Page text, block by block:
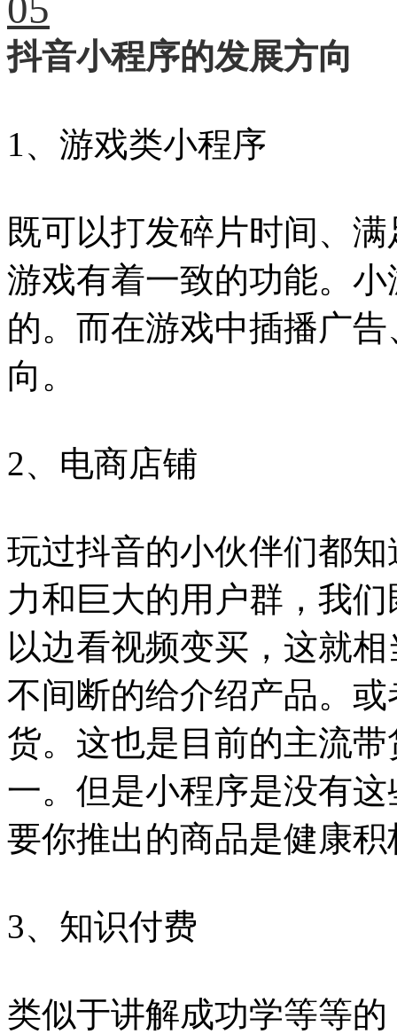
抖音小程序的发展方向
1、游戏类小程序
既可以打发碎片时间、
游戏有着一致的功能。
的。而在游戏中插播广
向。
2、电商店铺
玩过抖音的小伙伴们都
力和巨大的用户群，我
以边看视频变买，这就
不间断的给介绍产品。
货。这也是目前的主流
一。但是小程序是没有
要你推出的商品是健康
3、知识付费
类似于讲解成功学等等